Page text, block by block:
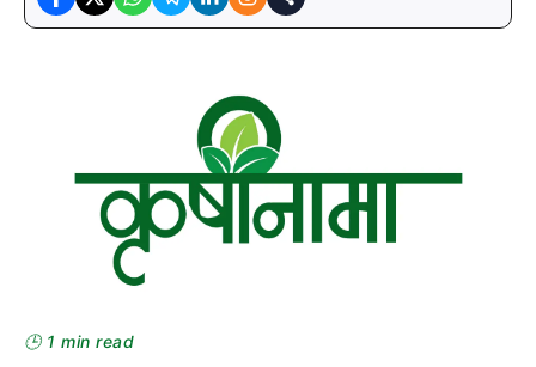
🕒 1 min read